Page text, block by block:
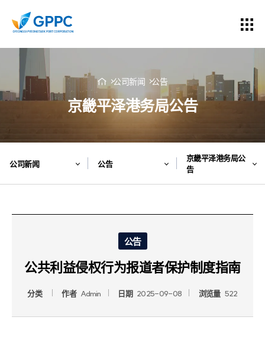
公司新闻 公告
京畿平泽港务局公告
公司新闻 公告
京畿平泽港务局公
告
公告
公共利益侵权行为报道者保护制度指南
分类 作者 Admin 日期 2025-09-08 浏览量 522